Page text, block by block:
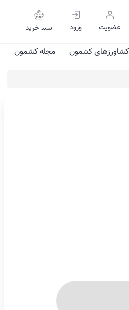
عضویت ورود سبد خرید
کشاورزهای کشمون مجله کشمون